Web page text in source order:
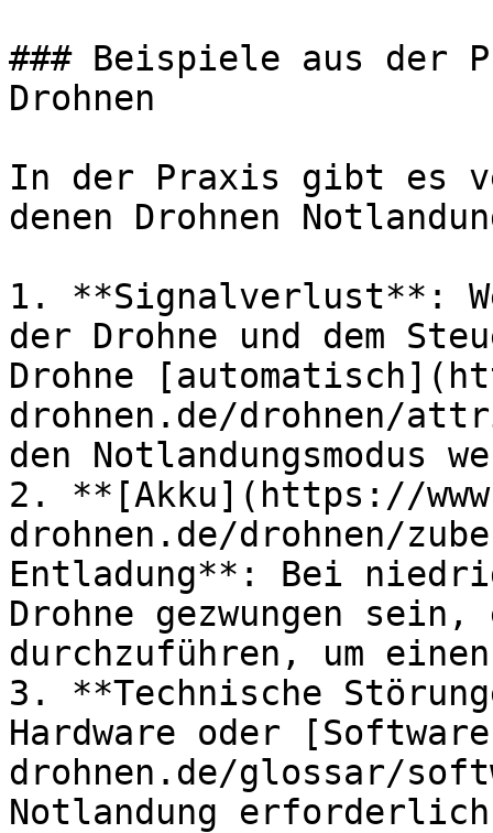
### Beispiele aus der
Drohnen
In der Praxis gibt es
denen Drohnen
1. **Signalverlust**:
der Drohne und dem
Drohne
drohnen.de/drohnen/
den Notlandungsmodus
2. **[Akku](https://
drohnen.de/drohnen/
Entladung**: Bei
Drohne gezwungen
durchzuführen, um
3. **Technische
Hardware oder
drohnen.de/glossar/
Notlandung erforderlich